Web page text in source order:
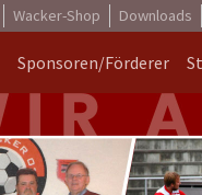
Wacker-Shop Downloads
Sponsoren/Förderer